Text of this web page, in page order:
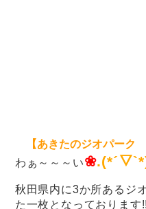
【あきたのジオパーク
わぁ～～～い❀
秋田県内に3か所あるジ
た一枚となっております!!